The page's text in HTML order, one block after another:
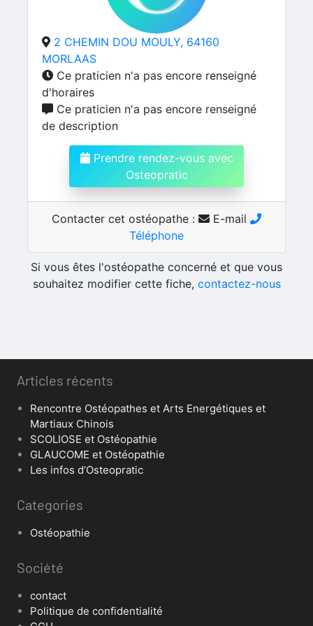
2 CHEMIN DOU MOULY, 64160
MORLAAS
Ce praticien n'a pas encore renseigné
d'horaires
Ce praticien n'a pas encore renseigné
de description
Prendre rendez-vous avec
Osteopratic
Contacter cet ostéopathe :
E-mail
Téléphone
Si vous êtes l'ostéopathe concerné et que vous
souhaitez modifier cette fiche, contactez-nous
Articles récents
Rencontre Ostéopathes et Arts Energétiques et
Martiaux Chinois
SCOLIOSE et Ostéopathie
GLAUCOME et Ostéopathie
Les infos d’Osteopratic
Categories
Ostéopathie
Société
contact
Politique de confidentialité